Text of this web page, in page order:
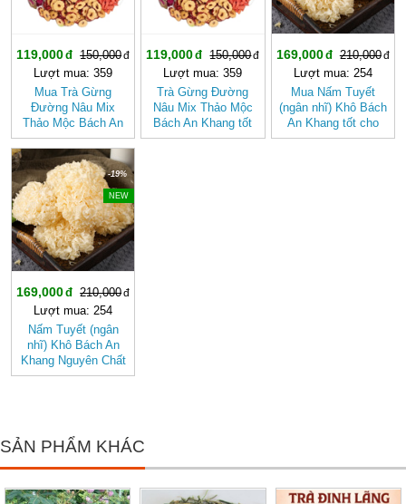
119,000
150,000
Lượt mua: 359
Mua Trà Gừng
Đường Nâu Mix
Thảo Mộc Bách An
Khang – Thơm Ấm
Tự Nhiên, Dễ Uống
119,000
150,000
Lượt mua: 359
Trà Gừng Đường
Nâu Mix Thảo Mộc
Bách An Khang tốt
cho sức khỏe, dễ
169,000
210,000
Lượt mua: 254
Mua Nấm Tuyết
(ngân nhĩ) Khô Bách
An Khang tốt cho
sức khỏe
-19%
NEW
169,000
210,000
Lượt mua: 254
Nấm Tuyết (ngân
nhĩ) Khô Bách An
Khang Nguyên Chất
SẢN PHẨM KHÁC